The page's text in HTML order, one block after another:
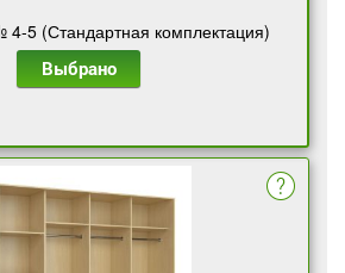
5 (Стандартная комплектация)
Выбрано